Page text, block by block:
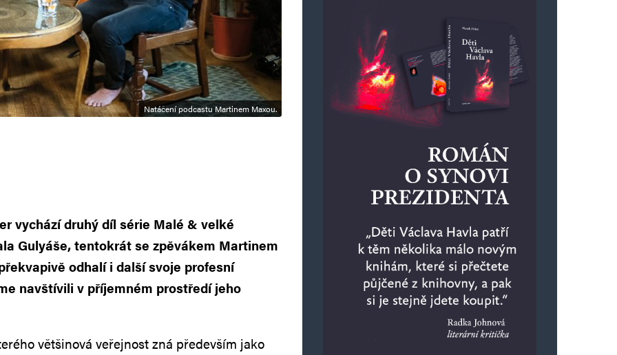
Natáčení podcastu Martinem Maxou.
vychází druhý díl série Malé & velké
Gulyáše, tentokrát se zpěvákem Martinem
odhalí i další svoje profesní
navštívili v příjemném prostředí jeho
většinová veřejnost zná především jako